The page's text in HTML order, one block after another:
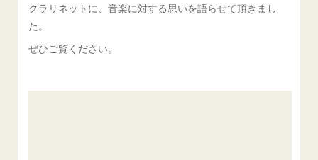
クラリネットに、音楽に対する思いを語らせて頂きまし
た。
ぜひご覧ください。